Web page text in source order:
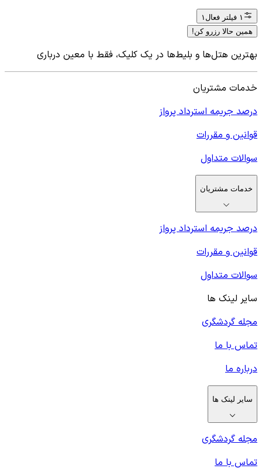
۱ فیلتر فعال
۱
همین حالا رزرو کن!
بهترین هتل‌ها و بلیط‌ها در یک کلیک، فقط با معین درباری
خدمات مشتریان
درصد جریمه استرداد پرواز
قوانین و مقررات
سوالات متداول
خدمات مشتریان
درصد جریمه استرداد پرواز
قوانین و مقررات
سوالات متداول
سایر لینک ها
مجله گردشگری
تماس با ما
درباره ما
سایر لینک ها
مجله گردشگری
تماس با ما